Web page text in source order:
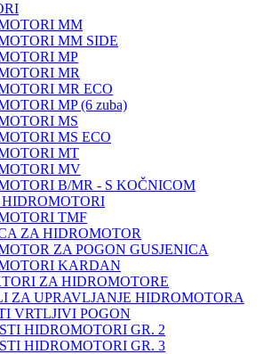
MM
MM SIDE
MP
MR
MR ECO
MP (6 zuba)
MS
MS ECO
MT
MV
B/MR - S KOČNICOM
TMF
ZA HIDROMOTOR
ZA POGON GUSJENICA
KARDAN
ZA HIDROMOTORE
ZA UPRAVLJANJE HIDROMOTORA
VRTLJIVI POGON
HIDROMOTORI GR. 2
HIDROMOTORI GR. 3